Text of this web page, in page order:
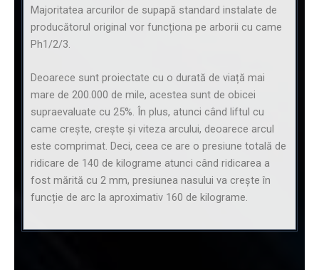
Majoritatea arcurilor de supapă standard instalate de
producătorul original vor funcționa pe arborii cu came
Ph1/2/3.
Deoarece sunt proiectate cu o durată de viață mai
mare de 200.000 de mile, acestea sunt de obicei
supraevaluate cu 25%. În plus, atunci când liftul cu
came crește, crește și viteza arcului, deoarece arcul
este comprimat. Deci, ceea ce are o presiune totală de
ridicare de 140 de kilograme atunci când ridicarea a
fost mărită cu 2 mm, presiunea nasului va crește în
funcție de arc la aproximativ 160 de kilograme.